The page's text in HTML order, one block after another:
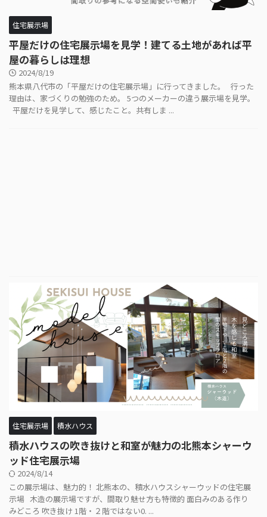
住宅展示場
平屋だけの住宅展示場を見学！建てる土地があれば平
屋の暮らしは理想
2024/8/19
熊本県八代市の「平屋だけの住宅展示場」に行ってきました。 行った
理由は、家づくりの勉強のため。 5つのメーカーの違う展示場を見学。
平屋だけを見学して、感じたこと。共有しま ...
住宅展示場 積水ハウス
積水ハウスの吹き抜けと和室が魅力の北熊本シャーウ
ッド住宅展示場
2024/8/14
この展示場は、魅力的！ 北熊本の、積水ハウスシャーウッドの住宅展
示場 木造の展示場ですが、間取り魅せ方も特徴的 面白みのある作り
みどころ 吹き抜け 1階・２階ではない0. ...